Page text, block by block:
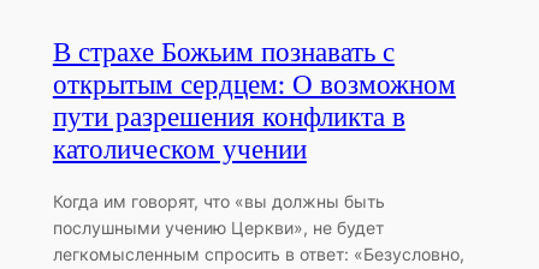
В страхе Божьим познавать с
открытым сердцем: О возможном
пути разрешения конфликта в
католическом учении
Когда им говорят, что «вы должны быть
послушными учению Церкви», не будет
легкомысленным спросить в ответ: «Безусловно,